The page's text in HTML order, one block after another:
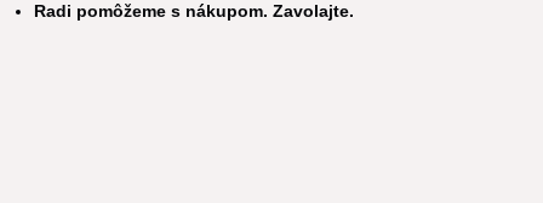
Radi pomôžeme s nákupom. Zavolajte.